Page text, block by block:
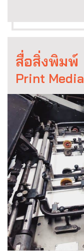
สื่อสิ่งพิมพ์
Print Media